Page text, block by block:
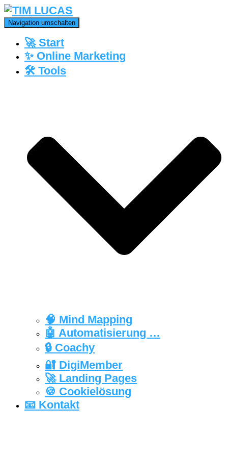
Navigation umschalten
🚀 Start
✨ Online Marketing
🛠️ Tools
🧠 Mind Mapping
🤖 Automatisierung …
🔒‍ Coachy
🔐 DigiMember
🚀 Landing Pages
🍪 Cookielösung
📧 Kontakt